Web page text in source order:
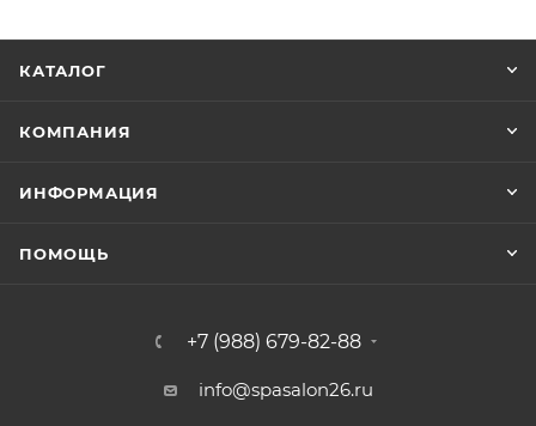
КАТАЛОГ
КОМПАНИЯ
ИНФОРМАЦИЯ
ПОМОЩЬ
+7 (988) 679-82-88
info@spasalon26.ru